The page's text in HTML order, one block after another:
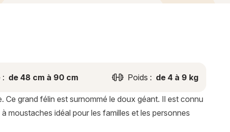
: de 48 cm à 90 cm Poids : de 4 à 9 kg
Ce grand félin est surnommé le doux géant. Il est connu
moustaches idéal pour les familles et les personnes